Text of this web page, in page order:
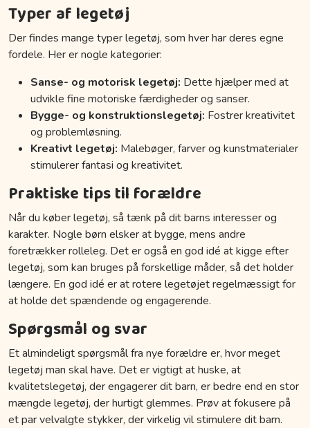
Typer af legetøj
Der findes mange typer legetøj, som hver har deres egne
fordele. Her er nogle kategorier:
Sanse- og motorisk legetøj: Dette hjælper med at
udvikle fine motoriske færdigheder og sanser.
Bygge- og konstruktionslegetøj: Fostrer kreativitet
og problemløsning.
Kreativt legetøj: Malebøger, farver og kunstmaterialer
stimulerer fantasi og kreativitet.
Praktiske tips til forældre
Når du køber legetøj, så tænk på dit barns interesser og
karakter. Nogle børn elsker at bygge, mens andre
foretrækker rolleleg. Det er også en god idé at kigge efter
legetøj, som kan bruges på forskellige måder, så det holder
længere. En god idé er at rotere legetøjet regelmæssigt for
at holde det spændende og engagerende.
Spørgsmål og svar
Et almindeligt spørgsmål fra nye forældre er, hvor meget
legetøj man skal have. Det er vigtigt at huske, at
kvalitetslegetøj, der engagerer dit barn, er bedre end en stor
mængde legetøj, der hurtigt glemmes. Prøv at fokusere på
et par velvalgte stykker, der virkelig vil stimulere dit barn.